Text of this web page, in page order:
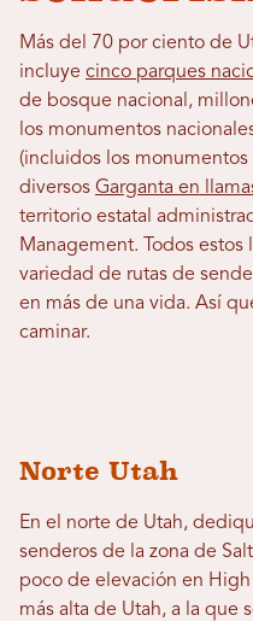
Más del 70 por ciento de
incluye cinco parques
de bosque nacional,
los monumentos
(incluidos los monumentos
diversos Garganta en
territorio estatal
Management. Todos
variedad de rutas de
en más de una vida. Así
caminar.
Norte Utah
En el norte de Utah,
senderos de la zona de
poco de elevación en
más alta de Utah, a la que